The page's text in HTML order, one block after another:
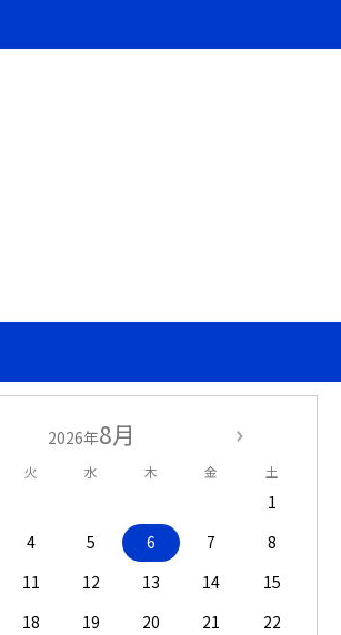
2026年8月
火 水 木 金 土
1
4 5 6 7
8
11 12 13 14
15
18 19 20 21
22